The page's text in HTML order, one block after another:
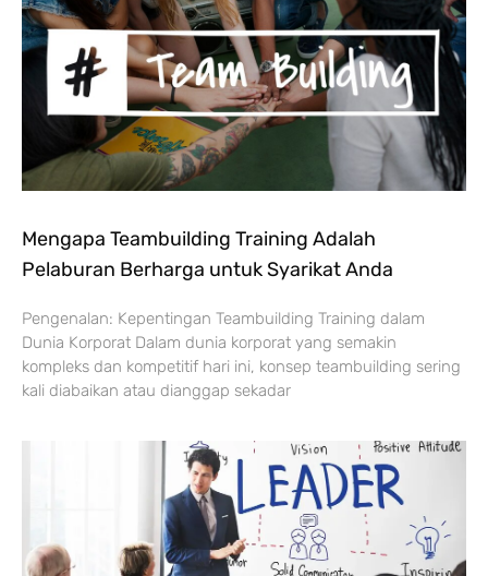
Mengapa Teambuilding Training Adalah
Pelaburan Berharga untuk Syarikat Anda
Pengenalan: Kepentingan Teambuilding Training dalam
Dunia Korporat Dalam dunia korporat yang semakin
kompleks dan kompetitif hari ini, konsep teambuilding sering
kali diabaikan atau dianggap sekadar